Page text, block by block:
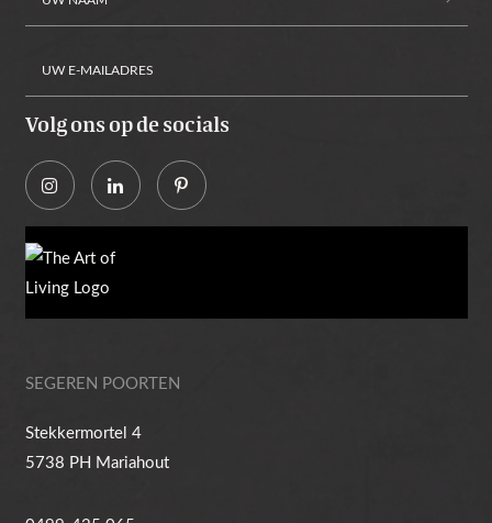
Alternative:
Volg ons op de socials
SEGEREN POORTEN
Stekkermortel 4
5738 PH Mariahout